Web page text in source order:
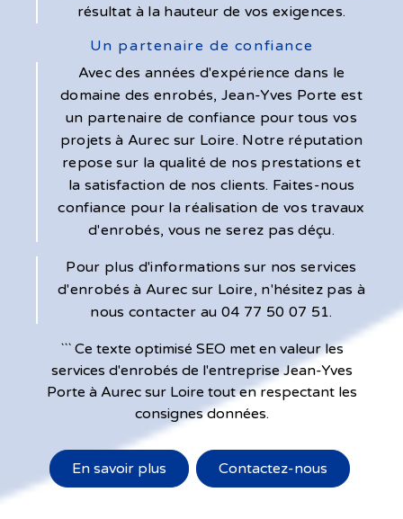
résultat à la hauteur de vos exigences.
Un partenaire de confiance
Avec des années d'expérience dans le
domaine des enrobés, Jean-Yves Porte est
un partenaire de confiance pour tous vos
projets à Aurec sur Loire. Notre réputation
repose sur la qualité de nos prestations et
la satisfaction de nos clients. Faites-nous
confiance pour la réalisation de vos travaux
d'enrobés, vous ne serez pas déçu.
Pour plus d'informations sur nos services
d'enrobés à Aurec sur Loire, n'hésitez pas à
nous contacter au 04 77 50 07 51.
``` Ce texte optimisé SEO met en valeur les
services d'enrobés de l'entreprise Jean-Yves
Porte à Aurec sur Loire tout en respectant les
consignes données.
En savoir plus Contactez-nous